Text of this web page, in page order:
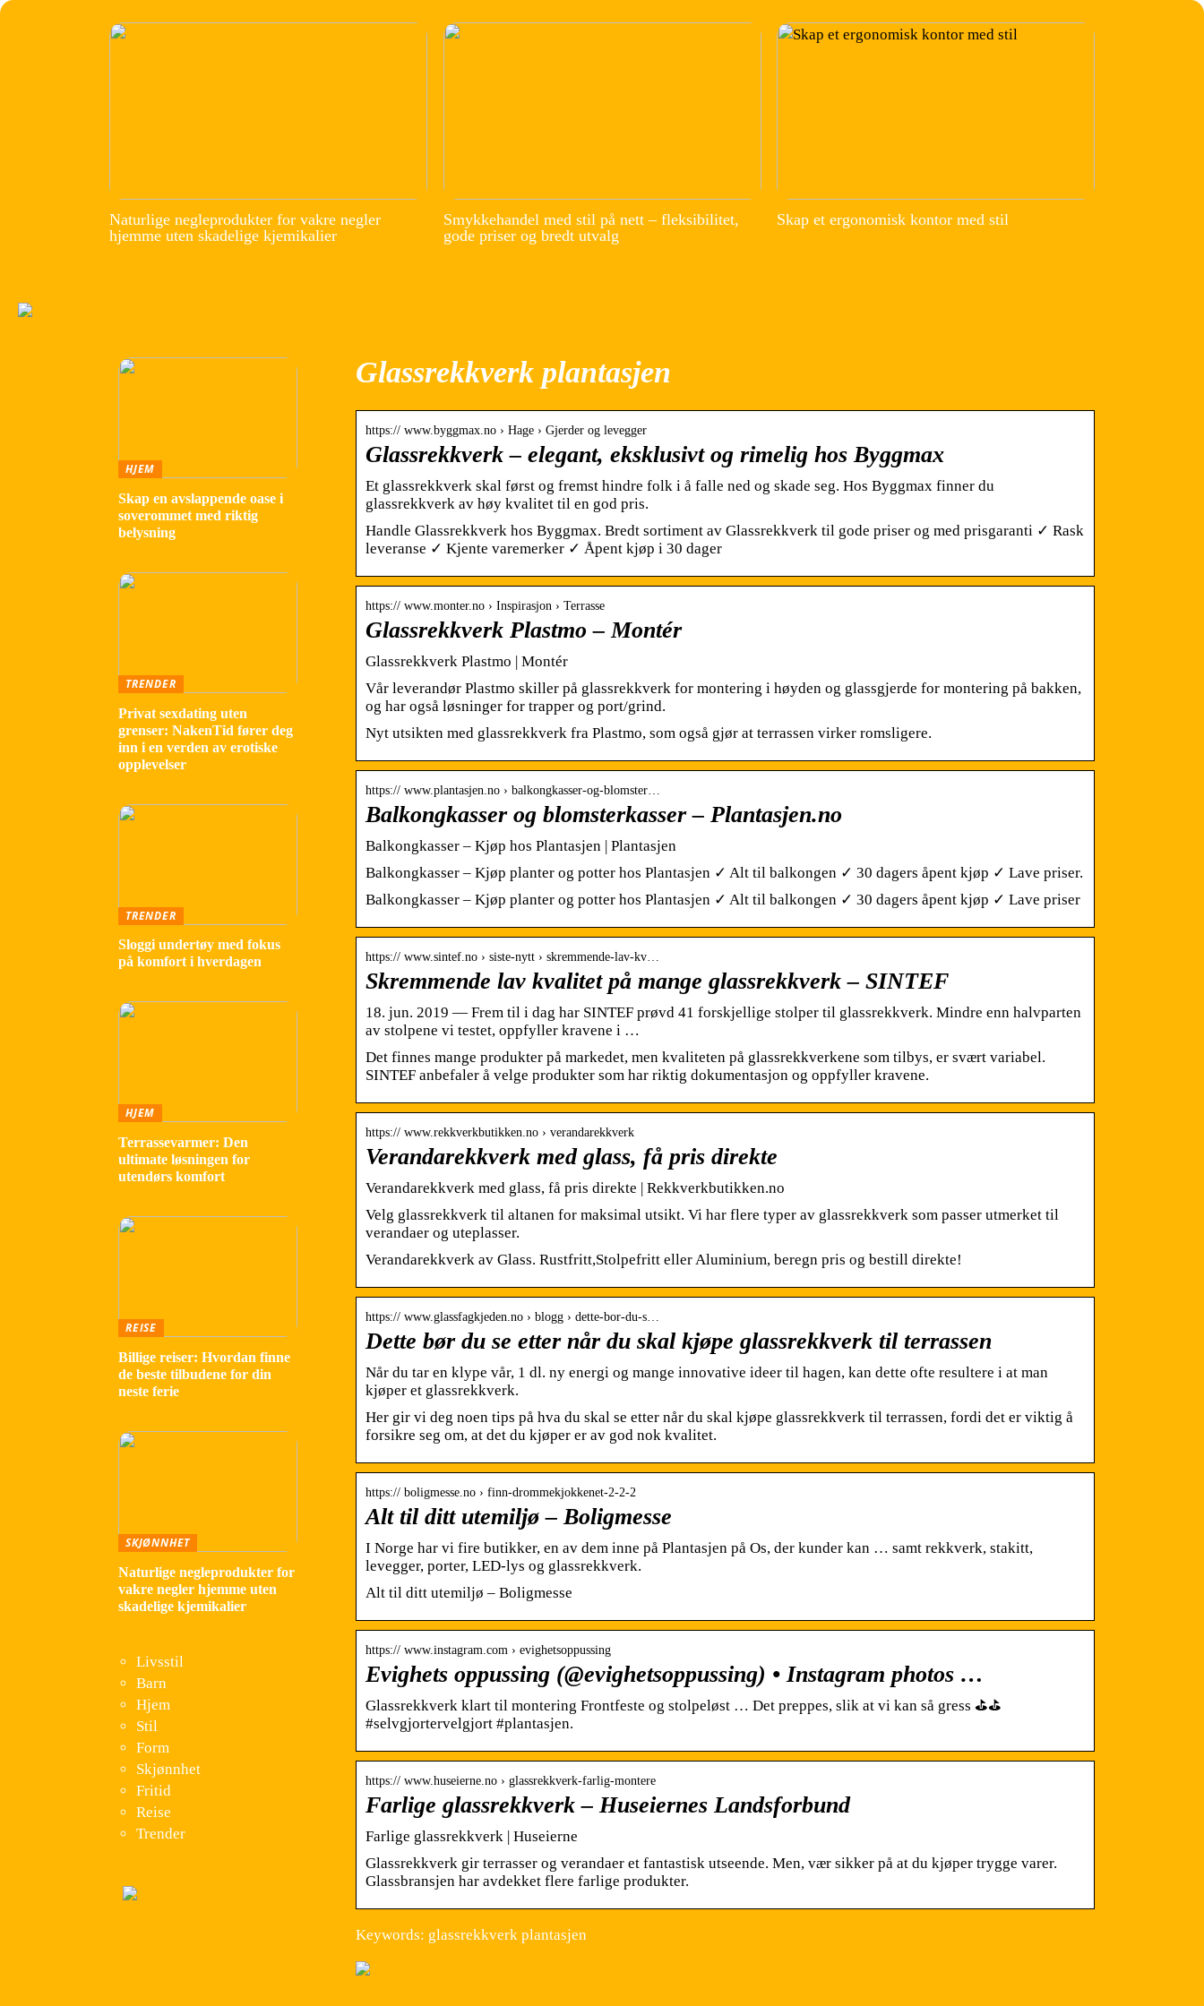
Naturlige negleprodukter for vakre negler
hjemme uten skadelige kjemikalier
Smykkehandel med stil på nett – fleksibilitet,
gode priser og bredt utvalg
Skap et ergonomisk kontor med stil
Glassrekkverk plantasjen
https:// www.byggmax.no › Hage › Gjerder og levegger
Glassrekkverk – elegant, eksklusivt og rimelig hos Byggmax
Et glassrekkverk skal først og fremst hindre folk i å falle ned og skade seg. Hos Byggmax finner du
glassrekkverk av høy kvalitet til en god pris.
Handle Glassrekkverk hos Byggmax. Bredt sortiment av Glassrekkverk til gode priser og med prisgaranti ✓ Rask
leveranse ✓ Kjente varemerker ✓ Åpent kjøp i 30 dager
https:// www.monter.no › Inspirasjon › Terrasse
Glassrekkverk Plastmo – Montér
Glassrekkverk Plastmo | Montér
Vår leverandør Plastmo skiller på glassrekkverk for montering i høyden og glassgjerde for montering på bakken,
og har også løsninger for trapper og port/grind.
Nyt utsikten med glassrekkverk fra Plastmo, som også gjør at terrassen virker romsligere.
https:// www.plantasjen.no › balkongkasser-og-blomster…
Balkongkasser og blomsterkasser – Plantasjen.no
Balkongkasser – Kjøp hos Plantasjen | Plantasjen
Balkongkasser – Kjøp planter og potter hos Plantasjen ✓ Alt til balkongen ✓ 30 dagers åpent kjøp ✓ Lave priser.
Balkongkasser – Kjøp planter og potter hos Plantasjen ✓ Alt til balkongen ✓ 30 dagers åpent kjøp ✓ Lave priser
https:// www.sintef.no › siste-nytt › skremmende-lav-kv…
Skremmende lav kvalitet på mange glassrekkverk – SINTEF
18. jun. 2019 — Frem til i dag har SINTEF prøvd 41 forskjellige stolper til glassrekkverk. Mindre enn halvparten
av stolpene vi testet, oppfyller kravene i …
Det finnes mange produkter på markedet, men kvaliteten på glassrekkverkene som tilbys, er svært variabel.
SINTEF anbefaler å velge produkter som har riktig dokumentasjon og oppfyller kravene.
https:// www.rekkverkbutikken.no › verandarekkverk
Verandarekkverk med glass, få pris direkte
Verandarekkverk med glass, få pris direkte | Rekkverkbutikken.no
Velg glassrekkverk til altanen for maksimal utsikt. Vi har flere typer av glassrekkverk som passer utmerket til
verandaer og uteplasser.
Verandarekkverk av Glass. Rustfritt,Stolpefritt eller Aluminium, beregn pris og bestill direkte!
https:// www.glassfagkjeden.no › blogg › dette-bor-du-s…
Dette bør du se etter når du skal kjøpe glassrekkverk til terrassen
Når du tar en klype vår, 1 dl. ny energi og mange innovative ideer til hagen, kan dette ofte resultere i at man
kjøper et glassrekkverk.
Her gir vi deg noen tips på hva du skal se etter når du skal kjøpe glassrekkverk til terrassen, fordi det er viktig å
forsikre seg om, at det du kjøper er av god nok kvalitet.
https:// boligmesse.no › finn-drommekjokkenet-2-2-2
Alt til ditt utemiljø – Boligmesse
I Norge har vi fire butikker, en av dem inne på Plantasjen på Os, der kunder kan … samt rekkverk, stakitt,
levegger, porter, LED-lys og glassrekkverk.
Alt til ditt utemiljø – Boligmesse
https:// www.instagram.com › evighetsoppussing
Evighets oppussing (@evighetsoppussing) • Instagram photos …
Glassrekkverk klart til montering Frontfeste og stolpeløst … Det preppes, slik at vi kan så gress ⛳⛳
#selvgjortervelgjort #plantasjen.
https:// www.huseierne.no › glassrekkverk-farlig-montere
Farlige glassrekkverk – Huseiernes Landsforbund
Farlige glassrekkverk | Huseierne
Glassrekkverk gir terrasser og verandaer et fantastisk utseende. Men, vær sikker på at du kjøper trygge varer.
Glassbransjen har avdekket flere farlige produkter.
Keywords: glassrekkverk plantasjen
HJEM
Skap en avslappende oase i
soverommet med riktig
belysning
TRENDER
Privat sexdating uten
grenser: NakenTid fører deg
inn i en verden av erotiske
opplevelser
TRENDER
Sloggi undertøy med fokus
på komfort i hverdagen
HJEM
Terrassevarmer: Den
ultimate løsningen for
utendørs komfort
REISE
Billige reiser: Hvordan finne
de beste tilbudene for din
neste ferie
SKJØNNHET
Naturlige negleprodukter for
vakre negler hjemme uten
skadelige kjemikalier
Livsstil
Barn
Hjem
Stil
Form
Skjønnhet
Fritid
Reise
Trender